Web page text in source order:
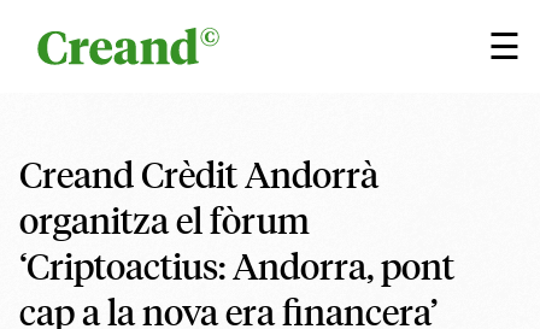
☰
×
Creand Crèdit Andorrà
organitza el fòrum
‘Criptoactius: Andorra, pont
cap a la nova era financera’